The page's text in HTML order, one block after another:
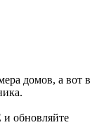
домов, а вот в
обновляйте